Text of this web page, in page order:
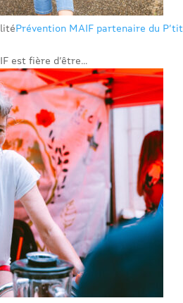
Prévention MAIF partenaire du P’tit
est fière d’être...